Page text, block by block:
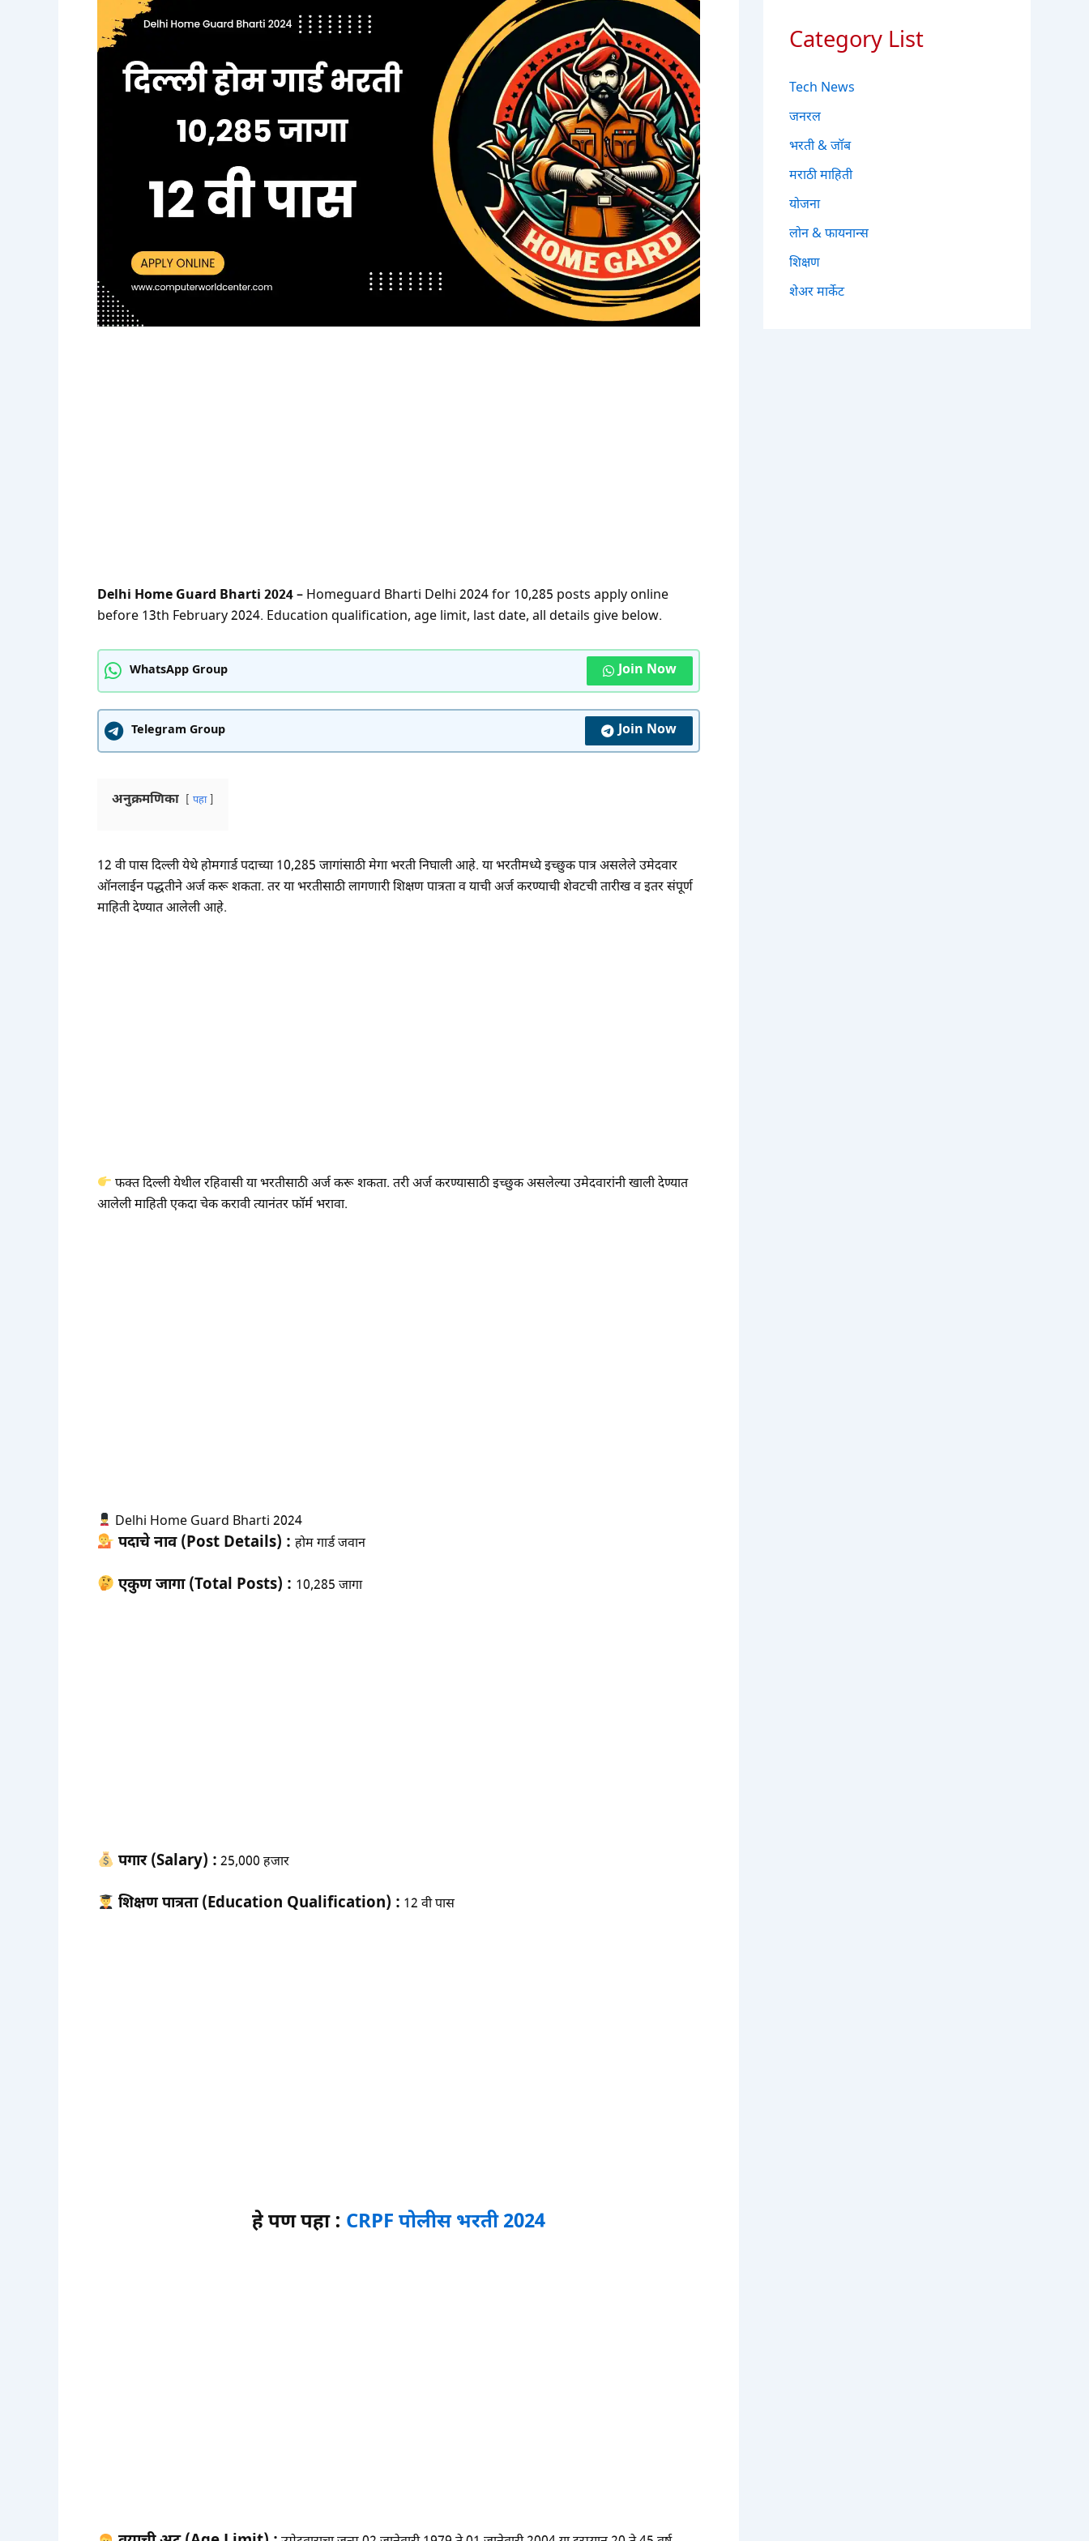
Delhi Home Guard Bharti 2024– Homeguard Bharti Delhi 2024 for 10,285 posts apply online
before 13th February 2024. Education qualification, age limit, last date, all details give below.
WhatsApp Group Join Now
Telegram Group Join Now
अनुक्रमणिका पहा
12 वी पास दिल्ली येथे होमगार्ड पदाच्या 10,285 जागांसाठी मेगा भरती निघाली आहे. या भरतीमध्ये इच्छुक पात्र असलेले उमेदवार
ऑनलाईन पद्धतीने अर्ज करू शकता. तर या भरतीसाठी लागणारी शिक्षण पात्रता व याची अर्ज करण्याची शेवटची तारीख व इतर संपूर्ण
माहिती देण्यात आलेली आहे.
फक्त दिल्ली येथील रहिवासी या भरतीसाठी अर्ज करू शकता. तरी अर्ज करण्यासाठी इच्छुक असलेल्या उमेदवारांनी खाली देण्यात
आलेली माहिती एकदा चेक करावी त्यानंतर फॉर्म भरावा.
Delhi Home Guard Bharti 2024
पदाचे नाव (Post Details) : होम गार्ड जवान
एकुण जागा (Total Posts) : 10,285 जागा
पगार (Salary) : 25,000 हजार
शिक्षण पात्रता (Education Qualification) : 12 वी पास
हे पण पहा : CRPF पोलीस भरती 2024
Category List
Tech News
जनरल
भरती & जॉब
मराठी माहिती
योजना
लोन & फायनान्स
शिक्षण
शेअर मार्केट